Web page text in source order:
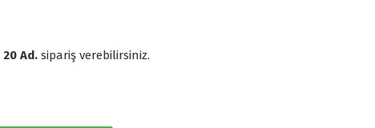
20 Ad.sipariş verebilirsiniz.